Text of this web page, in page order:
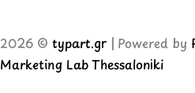
2026 © typart.gr | Powered by
Marketing Lab Thessaloniki